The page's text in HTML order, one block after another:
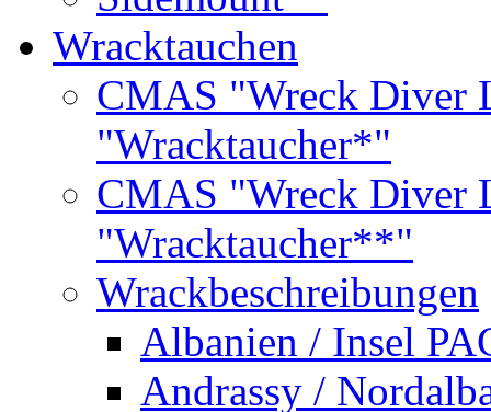
Wracktauchen
CMAS "Wreck Diver
"Wracktaucher*"
CMAS "Wreck Diver
"Wracktaucher**"
Wrackbeschreibungen
Albanien / Insel
Andrassy /